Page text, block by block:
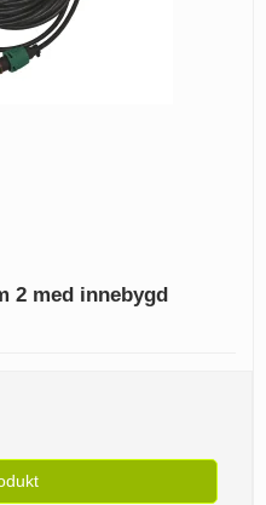
2 med innebygd